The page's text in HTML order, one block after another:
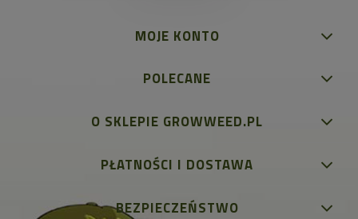
MOJE KONTO
POLECANE
O SKLEPIE GROWWEED.PL
PŁATNOŚCI I DOSTAWA
BEZPIECZEŃSTWO